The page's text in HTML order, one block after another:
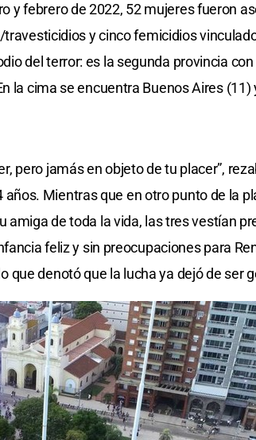
y febrero de 2022, 52 mujeres fueron
y cinco femicidios
del terror: es la segunda provincia
la cima se encuentra Buenos Aires
pero jamás en objeto de tu placer”,
Mientras que en otro punto de la
amiga de toda la vida, las tres vestían
feliz y sin preocupaciones para
que denotó que la lucha ya dejó de ser